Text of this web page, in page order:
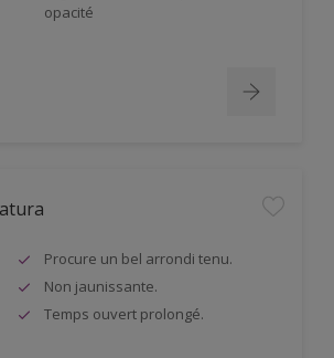
opacité
Procure un bel arrondi tenu.
Non jaunissante.
Temps ouvert prolongé.